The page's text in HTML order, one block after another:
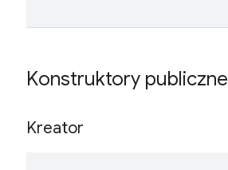
Konstruktory publiczne
Kreator